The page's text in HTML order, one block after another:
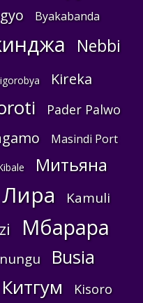
Byakabanda
Nebbi
Kireka
Pader Palwo
Masindi Port
Митьяна
Лира Kamuli
Мбарара
Busia
Китгум Kisoro